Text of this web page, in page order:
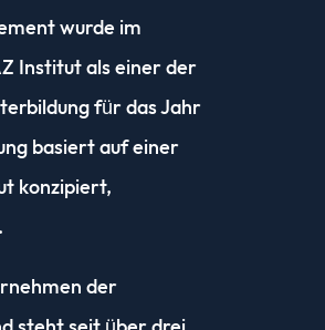
wurde im
Institut als einer der
für das Jahr
basiert auf einer
konzipiert,
der